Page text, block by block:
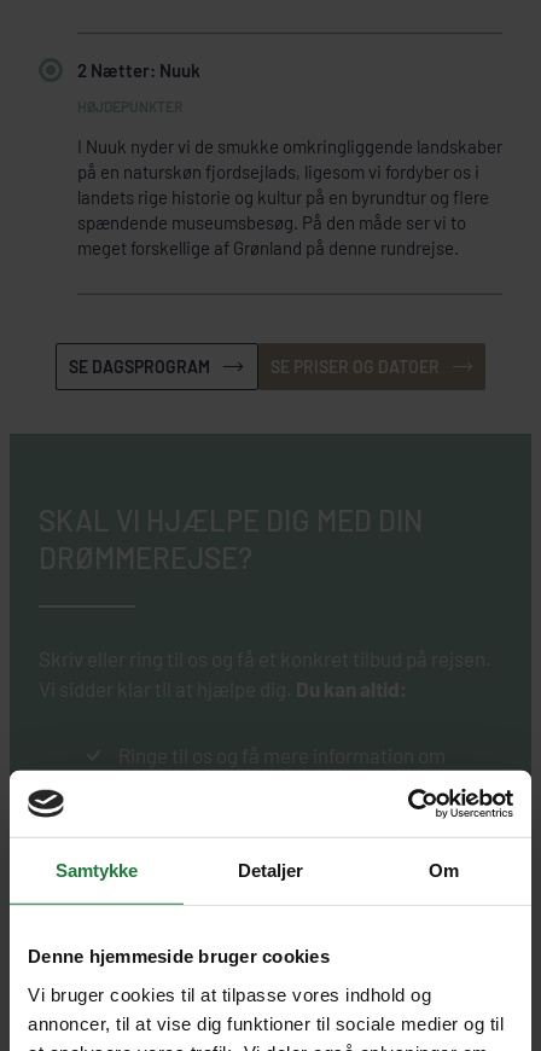
Samtykke Detaljer Om
Denne hjemmeside bruger cookies
Vi bruger cookies til at tilpasse vores indhold og
annoncer, til at vise dig funktioner til sociale medier og til
2 Nætter: Nuuk
I Nuuk nyder vi de smukke omkringliggende landskaber
på en naturskøn fjordsejlads, ligesom vi fordyber os i
landets rige historie og kultur på en byrundtur og flere
spændende museumsbesøg. På den måde ser vi to
meget forskellige af Grønland på denne rundrejse.
SE DAGSPROGRAM SE PRISER OG DATOER
SKAL VI HJÆLPE DIG MED DIN
DRØMMEREJSE?
Skriv eller ring til os og få et konkret tilbud på rejsen.
Vi sidder klar til at hjælpe dig. Du kan altid:
Ringe til os og få mere information om
Tilmelde dig vores rejseforedrag og få mere
viden om rejsen